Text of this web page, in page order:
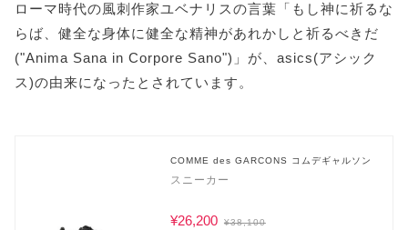
ローマ時代の風刺作家ユベナリスの言葉「もし神に祈るな
らば、健全な身体に健全な精神があれかしと祈るべきだ
("Anima Sana in Corpore Sano")」が、asics(アシック
ス)の由来になったとされています。
COMME des GARCONS コムデギャルソン
スニーカー
¥26,200 ¥38,100